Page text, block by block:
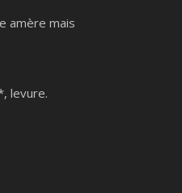
amère mais
levure.